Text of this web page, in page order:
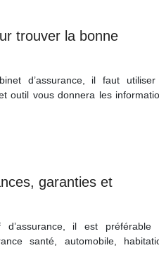
trouver la bonne
d’assurance, il faut
outil vous donnera les
garanties et
d’assurance, il est préférable
santé, automobile,